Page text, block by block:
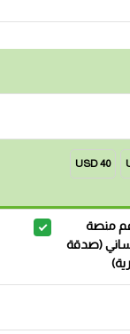
40 USD
منصة
(صدقة